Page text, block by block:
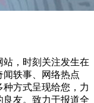
，时刻关注发生在
轶事、网络热点
方式呈现给您，力
友。致力于报道全